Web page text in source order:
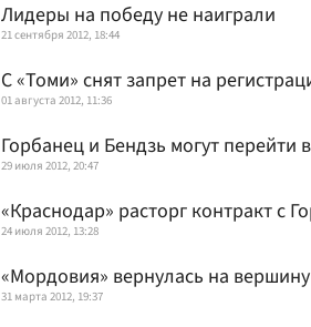
Лидеры на победу не наиграли
21 сентября 2012, 18:44
С «Томи» снят запрет на
01 августа 2012, 11:36
Горбанец и Бендзь могут перейти
29 июля 2012, 20:47
«Краснодар» расторг контракт с
24 июля 2012, 13:28
«Мордовия» вернулась на вершину
31 марта 2012, 19:37